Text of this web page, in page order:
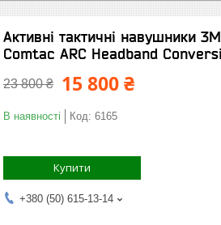
Активні тактичні навушники
Comtac ARC Headband
23 800 ₴ 15 800 ₴
В наявності Код: 6165
Купити
+380 (50) 615-13-14